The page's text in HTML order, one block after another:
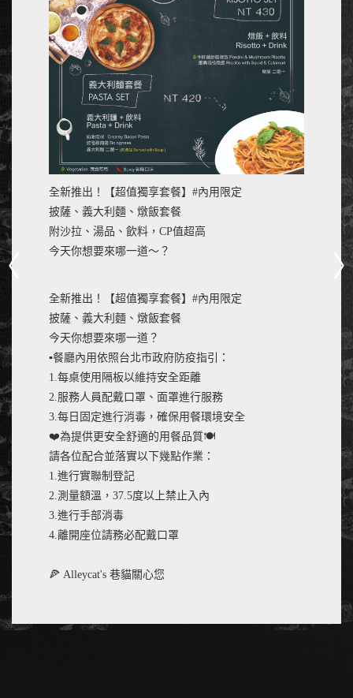
全新推出！【超值獨享套餐】#內用限定
披薩、義大利麵、燉飯套餐
附沙拉、湯品、飲料，CP值超高
今天你想要來哪一道～？
全新推出！【超值獨享套餐】#內用限定
披薩、義大利麵、燉飯套餐
今天你想要來哪一道？
▪️餐廳內用依照台北市政府防疫指引：
1.每桌使用隔板以維持安全距離
2.服務人員配戴口罩、面罩進行服務
3.每日固定進行消毒，確保用餐環境安全
❤️為提供更安全舒適的用餐品質🍽
請各位配合並落實以下幾點作業：
1.進行實聯制登記
2.測量額溫，37.5度以上禁止入內
3.進行手部消毒
4.離開座位請務必配戴口罩
🍕 Alleycat's 巷貓關心您